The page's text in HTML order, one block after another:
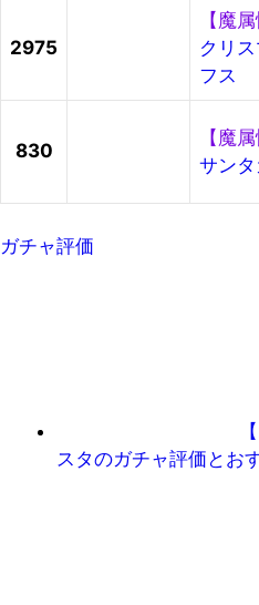
2975
【魔属
クリ
フス
830
【魔属
サン
ガチャ評価
スタのガチャ評価とお